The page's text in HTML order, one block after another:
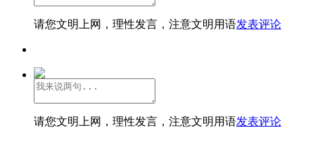
请您文明上网，理性发言，注意文明用语发表评论
请您文明上网，理性发言，注意文明用语发表评论